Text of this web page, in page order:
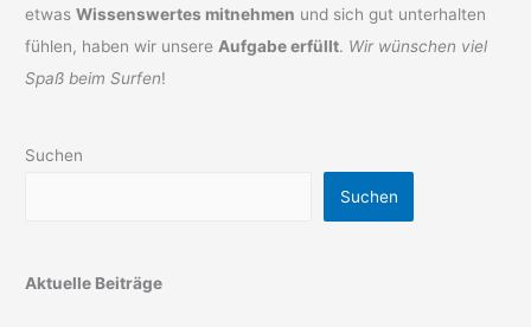
etwasWissenswertes mitnehmen und sich gut unterhalten
fühlen, haben wir unsere Aufgabe erfüllt. Wir wünschen viel
Spaß beim Surfen!
Suchen
Suchen
Aktuelle Beiträge